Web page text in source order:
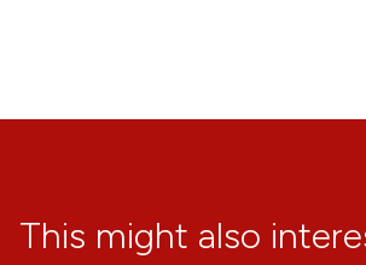
This might also